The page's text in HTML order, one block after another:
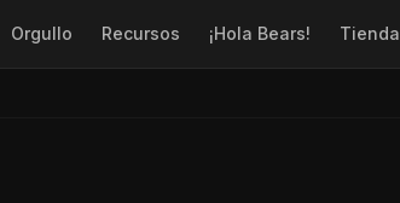
Orgullo Recursos ¡Hola Bears! Tienda